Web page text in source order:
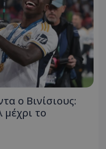
ο Βινίσιους:
το